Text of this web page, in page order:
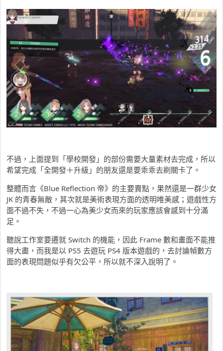
不過，上面提到「學校開發」的部份需要大量素材去完成，所以
希望完成「全開發＋升級」的朋友還是要乖乖去刷關卡了。
整體而言《Blue Reflection 帝》的主要賣點，果然還是一群少女
JK 的青春無敵，其次就是美術表現方面的透明唯美感；遊戲性方
面不過不失，不過一心為美少女而來的玩家應該會感到十分滿
足。
聽說工作室要遷就 Switch 的機能，因此 Frame 數和畫面不能推
得大盡，而我是以 PS5 去遊玩 PS4 版本遊戲的，去討論幀數方
面的表現問題似乎有欠公平，所以就不深入說明了。